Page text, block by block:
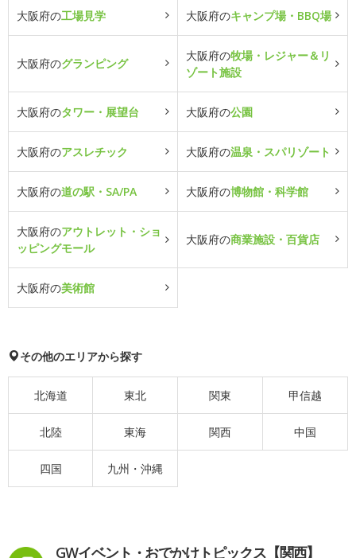
大阪府の工場見学 大阪府のキャンプ場・BBQ場
大阪府のグランピング
大阪府の牧場・レジャー＆リ
ゾート施設
大阪府のタワー・展望台 大阪府の公園
大阪府のアスレチック 大阪府の温泉・スパリゾート
大阪府の道の駅・SA/PA 大阪府の博物館・科学館
大阪府のアウトレット・ショ
ッピングモール
大阪府の商業施設・百貨店
大阪府の美術館
その他のエリアから探す
北海道 東北 関東 甲信越
北陸 東海 関西 中国
四国 九州・沖縄
GWイベント・おでかけトピックス【関西】